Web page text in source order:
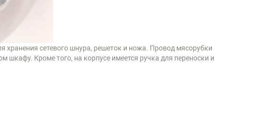
сетевого шнура, решеток и ножа. Провод мясорубки
шкафу. Кроме того, на корпусе имеется ручка для переноски и